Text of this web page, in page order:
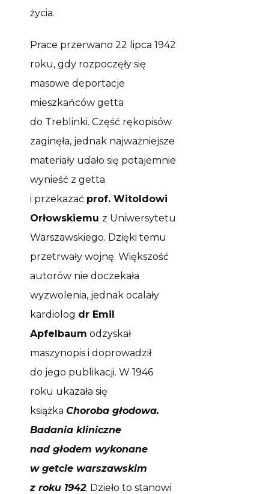
życia.
Prace przerwano 22 lipca 1942
roku, gdy rozpoczęły się
masowe deportacje
mieszkańców getta
do Treblinki. Część rękopisów
zaginęła, jednak najważniejsze
materiały udało się potajemnie
wynieść z getta
i przekazać prof. Witoldowi
Orłowskiemu z Uniwersytetu
Warszawskiego. Dzięki temu
przetrwały wojnę. Większość
autorów nie doczekała
wyzwolenia, jednak ocalały
kardiolog dr Emil
Apfelbaum odzyskał
maszynopis i doprowadził
do jego publikacji. W 1946
roku ukazała się
książka Choroba głodowa.
Badania kliniczne
nad głodem wykonane
w getcie warszawskim
z roku 1942. Dzieło to stanowi